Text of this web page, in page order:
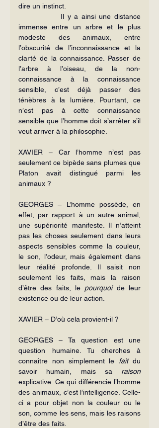
dire un instinct.
Il y a ainsi une distance
immense entre un arbre et le plus
modeste des animaux, entre
l’obscurité de l’inconnaissance et la
clarté de la connaissance. Passer de
l’arbre à l’oiseau, de la non-
connaissance à la connaissance
sensible, c’est déjà passer des
ténèbres à la lumière. Pourtant, ce
n’est pas à cette connaissance
sensible que l’homme doit s’arrêter s’il
veut arriver à la philosophie.
XAVIER – Car l’homme n’est pas
seulement ce bipède sans plumes que
Platon avait distingué parmi les
animaux ?
GEORGES – L’homme possède, en
effet, par rapport à un autre animal,
une supériorité manifeste. Il n’atteint
pas les choses seulement dans leurs
aspects sensibles comme la couleur,
le son, l’odeur, mais également dans
leur réalité profonde. Il saisit non
seulement les faits, mais la raison
d’être des faits, le pourquoi de leur
existence ou de leur action.
XAVIER – D’où cela provient-il ?
GEORGES – Ta question est une
question humaine. Tu cherches à
connaître non simplement le fait du
savoir humain, mais sa raison
explicative. Ce qui différencie l’homme
des animaux, c’est l’intelligence. Celle-
ci a pour objet non la couleur ou le
son, comme les sens, mais les raisons
d’être des faits.